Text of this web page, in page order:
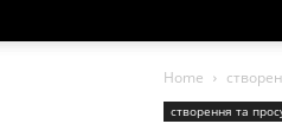
Home
створення та